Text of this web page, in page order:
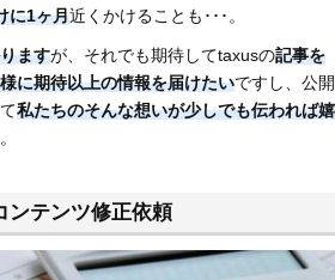
に1ヶ月近くかけることも･･･。
ますが、それでも期待してtaxusの記事を
に期待以上の情報を届けたいですし、公開
私たちのそんな想いが少しでも伝われば嬉
ンテンツ修正依頼